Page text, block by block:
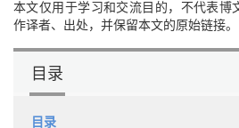
本文仅用于学习和交流目的，不代表博
作译者、出处，并保留本文的原始链接。
目录
目录